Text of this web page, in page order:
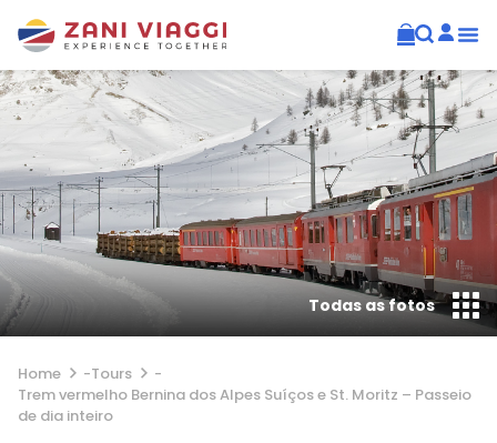
Home -Tours
-
Trem vermelho Bernina dos Alpes Suíços e St. Moritz – Passeio
de dia inteiro
Todas as fotos